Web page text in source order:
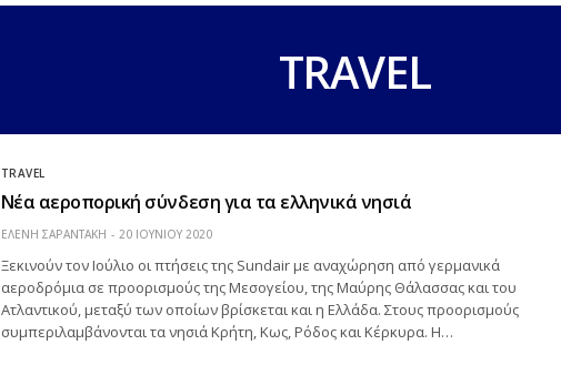
TRAVEL
TRAVEL
Νέα αεροπορική σύνδεση για τα ελληνικά νησιά
ΕΛΕΝΗ ΣΑΡΑΝΤΑΚΗ 20 ΙΟΥΝΊΟΥ 2020
Ξεκινούν τον Ιούλιο οι πτήσεις της Sundair με αναχώρηση από γερμανικά
αεροδρόμια σε προορισμούς της Μεσογείου, της Μαύρης Θάλασσας και του
Ατλαντικού, μεταξύ των οποίων βρίσκεται και η Ελλάδα. Στους προορισμούς
συμπεριλαμβάνονται τα νησιά Κρήτη, Κως, Ρόδος και Κέρκυρα. Η…